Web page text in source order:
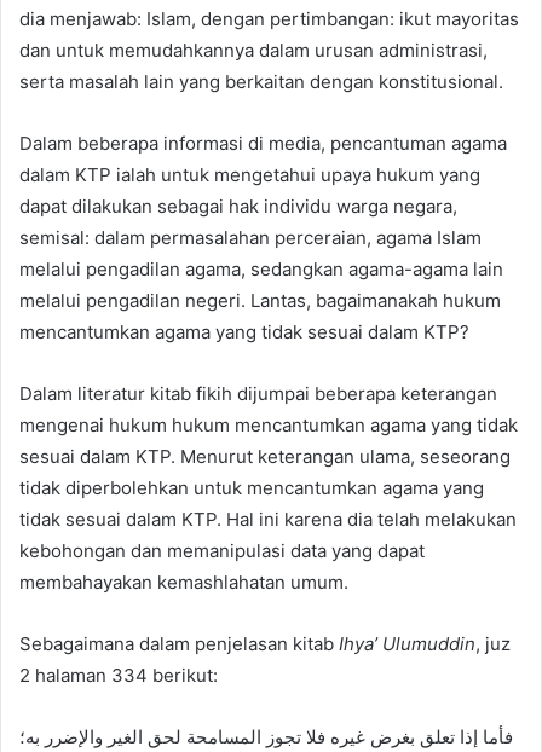
dia menjawab: Islam, dengan pertimbangan: ikut mayoritas
dan untuk memudahkannya dalam urusan administrasi,
serta masalah lain yang berkaitan dengan konstitusional.
Dalam beberapa informasi di media, pencantuman agama
dalam KTP ialah untuk mengetahui upaya hukum yang
dapat dilakukan sebagai hak individu warga negara,
semisal: dalam permasalahan perceraian, agama Islam
melalui pengadilan agama, sedangkan agama-agama lain
melalui pengadilan negeri. Lantas, bagaimanakah hukum
mencantumkan agama yang tidak sesuai dalam KTP?
Dalam literatur kitab fikih dijumpai beberapa keterangan
mengenai hukum hukum mencantumkan agama yang tidak
sesuai dalam KTP. Menurut keterangan ulama, seseorang
tidak diperbolehkan untuk mencantumkan agama yang
tidak sesuai dalam KTP. Hal ini karena dia telah melakukan
kebohongan dan memanipulasi data yang dapat
membahayakan kemashlahatan umum.
Sebagaimana dalam penjelasan kitab Ihya’ Ulumuddin, juz
2 halaman 334 berikut:
فأما إذا تعلق بغرض غيره فلا تجوز المسامحة لحق الغير والإضرر به؛